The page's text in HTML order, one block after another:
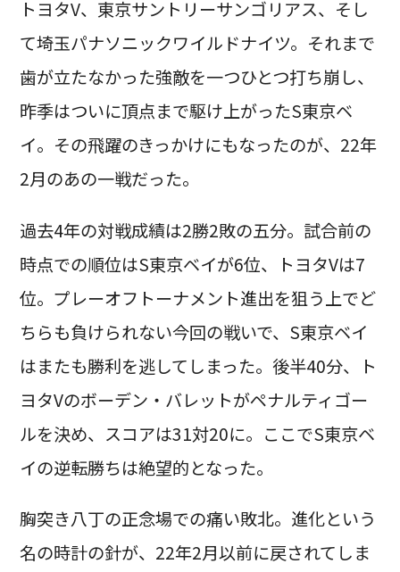
トヨタV、東京サントリーサンゴリアス、そし
て埼玉パナソニックワイルドナイツ。それまで
歯が立たなかった強敵を一つひとつ打ち崩し、
昨季はついに頂点まで駆け上がったS東京ベ
イ。その飛躍のきっかけにもなったのが、22年
2月のあの一戦だった。
過去4年の対戦成績は2勝2敗の五分。試合前の
時点での順位はS東京ベイが6位、トヨタVは7
位。プレーオフトーナメント進出を狙う上でど
ちらも負けられない今回の戦いで、S東京ベイ
はまたも勝利を逃してしまった。後半40分、ト
ヨタVのボーデン・バレットがペナルティゴー
ルを決め、スコアは31対20に。ここでS東京ベ
イの逆転勝ちは絶望的となった。
胸突き八丁の正念場での痛い敗北。進化という
名の時計の針が、22年2月以前に戻されてしま